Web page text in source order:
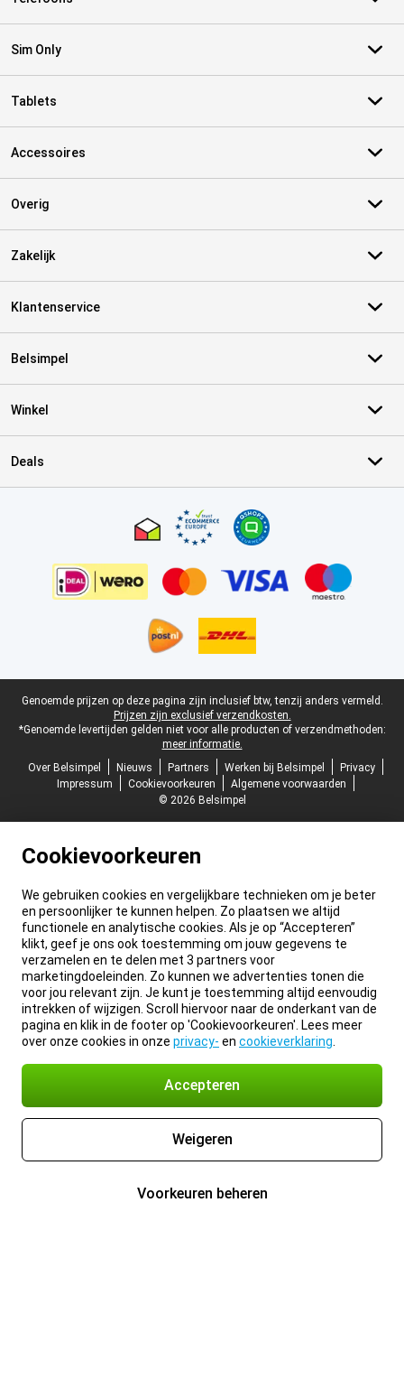
Sim Only
Tablets
Accessoires
Overig
Zakelijk
Klantenservice
Belsimpel
Winkel
Deals
Juridische voettekst
Genoemde prijzen op deze pagina zijn inclusief btw, tenzij anders vermeld.
Prijzen zijn exclusief verzendkosten.
*Genoemde levertijden gelden niet voor alle producten of verzendmethoden:
meer informatie.
Over Belsimpel
Nieuws Partners Werken bij Belsimpel
Privacy
Impressum
Cookievoorkeuren
Algemene voorwaarden
© 2026 Belsimpel
Cookievoorkeuren
We gebruiken cookies en vergelijkbare technieken om je beter
en persoonlijker te kunnen helpen. Zo plaatsen we altijd
functionele en analytische cookies. Als je op “Accepteren”
klikt, geef je ons ook toestemming om jouw gegevens te
verzamelen en te delen met 3 partners voor
marketingdoeleinden. Zo kunnen we advertenties tonen die
voor jou relevant zijn. Je kunt je toestemming altijd eenvoudig
intrekken of wijzigen. Scroll hiervoor naar de onderkant van de
pagina en klik in de footer op 'Cookievoorkeuren'. Lees meer
over onze cookies in onze privacy- en cookieverklaring
Accepteren
Weigeren
Voorkeuren beheren